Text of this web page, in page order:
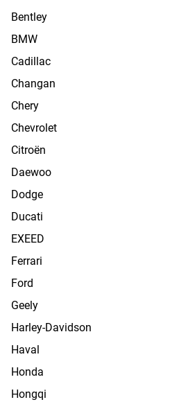
Bentley
BMW
Cadillac
Changan
Chery
Chevrolet
Citroën
Daewoo
Dodge
Ducati
EXEED
Ferrari
Ford
Geely
Harley-Davidson
Haval
Honda
Hongqi